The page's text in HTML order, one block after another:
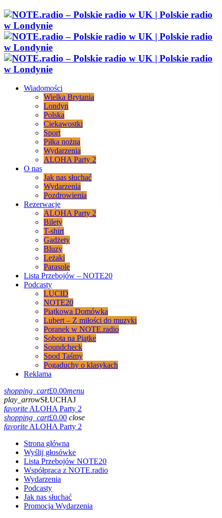
Wiadomości
Wielka Brytania
Londyn
Polska
Ciekawostki
Sport
Piłka nożna
Wydarzenia
ALOHA Party 2
O nas
Jak nas słuchać
Wydarzenia
Pozdrowienia
Rezerwacje
ALOHA Party 2
Bilety
T-shirt
Gadżety
Bluzy
Leżaki
Parasole
Lista Przebojów – NOTE20
Podcasty
LUCID
NOTE20
Piątkowa Domówka
Lubert – Z miłości do muzyki
Poranek w NOTE.radio
Sobota na Piątke
Soundcheck
Spod Taśmy
Pogaduchy o klasykach
Reklama
shopping_cart£0.00menu
play_arrowSŁUCHAJ
favoriteALOHA Party 2
shopping_cart£0.00 close
favoriteALOHA Party 2
Strona główna
Wyślij głosówke
Lista Przebojów NOTE20
Współpraca z NOTE.radio
Wydarzenia
Podcasty
Jak nas słuchać
Promocja Wydarzenia